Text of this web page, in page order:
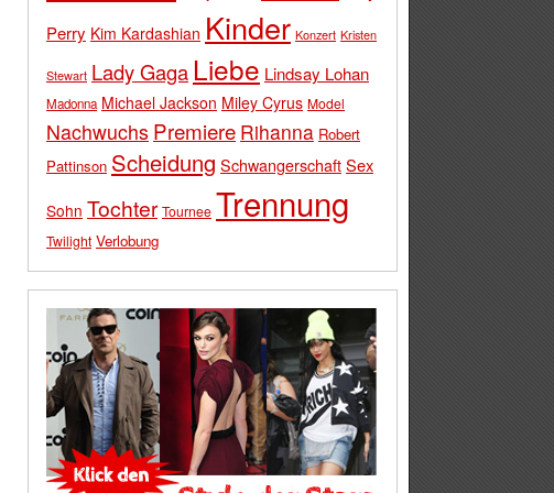
Perry Kim Kardashian Kinder Konzert Kristen
Stewart Lady Gaga Liebe Lindsay Lohan
Madonna Michael Jackson Miley Cyrus Model
Nachwuchs Premiere Rihanna Robert
Pattinson Scheidung SchwangerschaftSex
Sohn Tochter Tournee Trennung
Twilight Verlobung